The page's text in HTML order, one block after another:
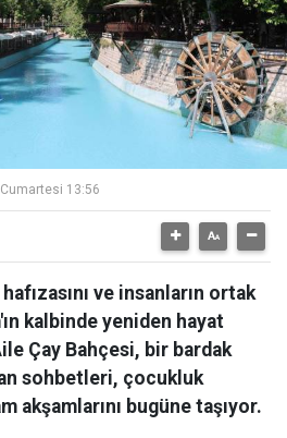
13:56
ve insanların ortak
kalbinde yeniden hayat
Çay Bahçesi, bir bardak
sohbetleri, çocukluk
akşamlarını bugüne taşıyor.